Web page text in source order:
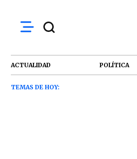
ACTUALIDAD POLÍTICA
TEMAS DE HOY: